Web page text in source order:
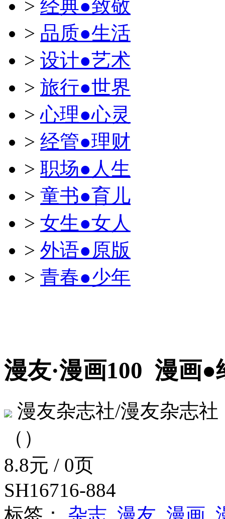
> 经典●致敬
> 品质●生活
> 设计●艺术
> 旅行●世界
>心理●心灵
> 经管●理财
> 职场●人生
> 童书●育儿
> 女生●女人
> 外语●原版
> 青春●少年
漫友·漫画100 漫画●
漫友杂志社/漫友杂志社
（）
8.8元 / 0页
SH16716-884
标签： 杂志 漫友 漫画